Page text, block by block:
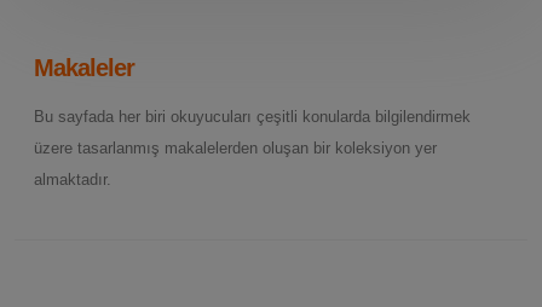
Makaleler
Bu sayfada her biri okuyucuları çeşitli konularda bilgilendirmek
üzere tasarlanmış makalelerden oluşan bir koleksiyon yer
almaktadır.